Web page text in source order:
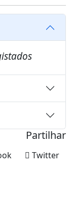
Partilhar
Twitter